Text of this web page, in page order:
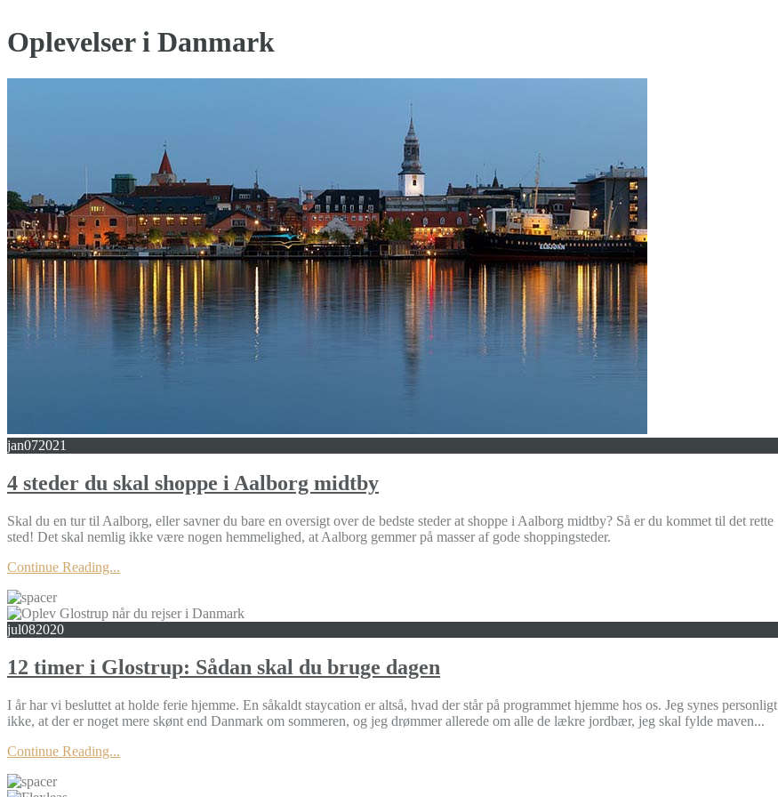
Oplevelser i Danmark
jan072021
4 steder du skal shoppe i Aalborg midtby
Skal du en tur til Aalborg, eller savner du bare en oversigt over de bedste steder at shoppe i Aalborg midtby? Så er du kommet til det rette
sted! Det skal nemlig ikke være nogen hemmelighed, at Aalborg gemmer på masser af gode shoppingsteder.
Continue Reading...
jul082020
12 timer i Glostrup: Sådan skal du bruge dagen
I år har vi besluttet at holde ferie hjemme. En såkaldt staycation er altså, hvad der står på programmet hjemme hos os. Jeg synes personligt
ikke, at der er noget mere skønt end Danmark om sommeren, og jeg drømmer allerede om alle de lækre jordbær, jeg skal fylde maven...
Continue Reading...